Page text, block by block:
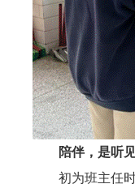
陪伴，是听
初为班主任